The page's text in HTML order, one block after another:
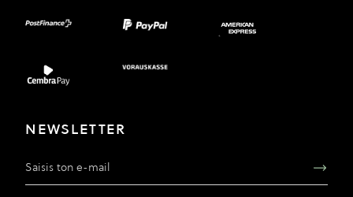
NEWSLETTER
Adresse e-mail